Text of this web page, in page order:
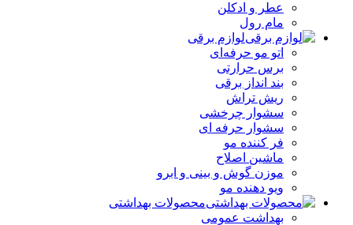
عطر و ادکلن
مام رول
لوازم برقی
اتو مو حرفه‌ای
برس حرارتی
بند انداز برقی
ریش تراش
سشوار چرخشی
سشوار حرفه ای
فر کننده‌ مو
ماشین اصلاح
موزن گوش و بینی و ابرو
ویو دهنده مو
محصولات بهداشتی
بهداشت عمومی